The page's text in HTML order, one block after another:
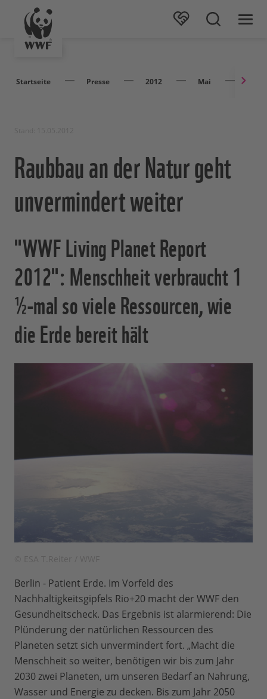
Startseite Presse 2012 Mai
Raubbau an der Natur geht
unvermindert weiter
"WWF Living Planet Report
2012": Menschheit verbraucht 1
½-mal so viele Ressourcen, wie
die Erde bereit hält
Berlin - Patient Erde. Im Vorfeld des
Nachhaltigkeitsgipfels Rio+20 macht der WWF den
Gesundheitscheck. Das Ergebnis ist alarmierend: Die
Plünderung der natürlichen Ressourcen des
Planeten setzt sich unvermindert fort. „Macht die
Menschheit so weiter, benötigen wir bis zum Jahr
2030 zwei Planeten, um unseren Bedarf an Nahrung,
Wasser und Energie zu decken. Bis zum Jahr 2050